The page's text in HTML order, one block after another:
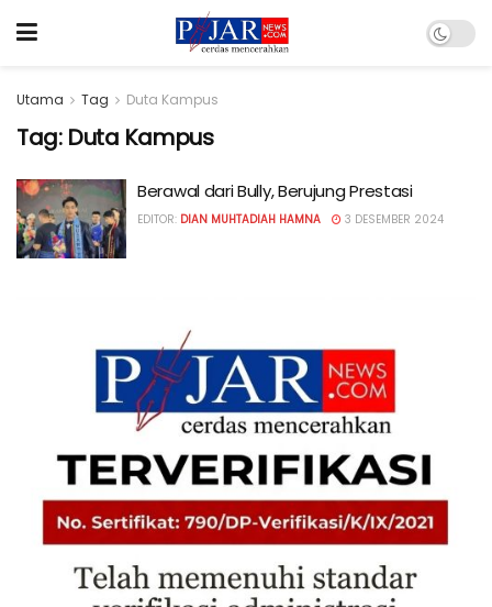
Utama Tag Duta Kampus
Tag: Duta Kampus
Berawal dari Bully, Berujung Prestasi
EDITOR: DIAN MUHTADIAH HAMNA 3 DESEMBER 2024